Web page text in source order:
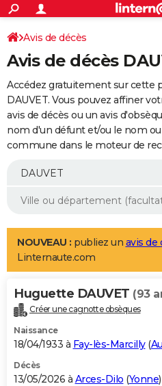
ACTUALITÉS
Politique
Société
Faits Divers
Education
Monde
Villes
+
SPORT
Coupe du monde 2026
Football
Tennis
Cyclisme
Rugby
Forum
Programme TV
TNT
Streaming
Cinéma
Sorties cinéma
Musique
+
FINANCE
Retraite
Epargne
Immobilier
Risques naturels par ville
Banque
Assurance
AUTO
Essais
Réserver un essai
Citadines
Berlines
SUV
Forum auto
+
Mobiles
Meilleur smartphone
Internet
Ordinateurs
Jeux vidéo
Guide high-tech
Aménagement intérieur
LIFESTYLE
Art de vivre
Bien-être
Loisirs
Mode
Modes de vie
Alimentation
Guide de la santé
Maladies
Médicaments
Sommeil
VOYAGE
Destinations
City break
Voyage nature
Voyage de noces
Forum
Climat
+PHOTO
GUIDES D'ACHAT
BONS PLANS
Avis de décès
Avis de décès
Accédez gratuitement sur cette
DAUVET. Vous pouvez affiner
avis de décès ou un avis
nom d'un défunt et/ou le nom
commune dans le moteur de
NOUVEAU : publiez un avis de
Linternaute.com
Huguette DAUVET (93
Créer une cagnotte obsèques
Naissance
18/04/1933 à Fay-lès-Marcilly(
Décès
13/05/2026 à Arces-Dilo (Yonne)